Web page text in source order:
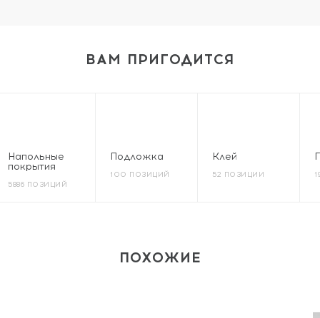
ВАМ ПРИГОДИТСЯ
Напольные
покрытия
5886 ПОЗИЦИЙ
Подложка
100 ПОЗИЦИЙ
Клей
52 ПОЗИЦИИ
ПОХОЖИЕ